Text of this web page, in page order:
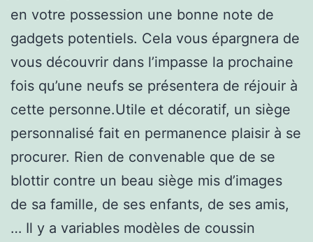
en votre possession une bonne note de
gadgets potentiels. Cela vous épargnera de
vous découvrir dans l’impasse la prochaine
fois qu’une neufs se présentera de réjouir à
cette personne.Utile et décoratif, un siège
personnalisé fait en permanence plaisir à se
procurer. Rien de convenable que de se
blottir contre un beau siège mis d’images
de sa famille, de ses enfants, de ses amis,
… Il y a variables modèles de coussin